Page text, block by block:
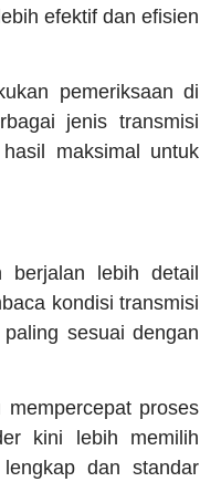
efektif dan efisien
pemeriksaan di
jenis transmisi
maksimal untuk
berjalan lebih detail
kondisi transmisi
sesuai dengan
proses
kini lebih memilih
dan standar